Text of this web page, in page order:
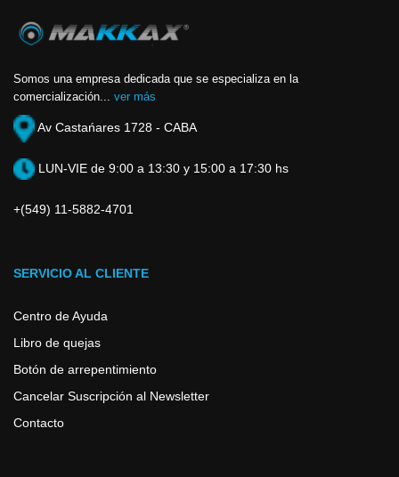
Somos una empresa dedicada que se especializa en la
comercialización... ver más
Av Castańares 1728 - CABA
LUN-VIE de 9:00 a 13:30 y 15:00 a 17:30 hs
+(549) 11-5882-4701
SERVICIO AL CLIENTE
Centro de Ayuda
Libro de quejas
Botón de arrepentimiento
Cancelar Suscripción al Newsletter
Contacto